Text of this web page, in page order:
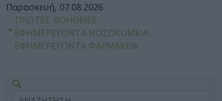
Παρασκευή, 07.08.2026
ΠΡΩΤΕΣ ΒΟΗΘΕΙΕΣ
ΕΦΗΜΕΡΕΥΟΝΤΑ ΝΟΣΟΚΟΜΕΙΑ
ΕΦΗΜΕΡΕΥΟΝΤΑ ΦΑΡΜΑΚΕΙΑ